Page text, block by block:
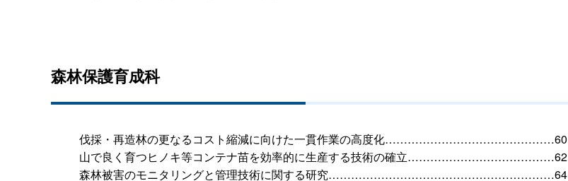
森林保護育成科
伐採・再造林の更なるコスト縮減に向けた一貫作業の高度化………………………………………60
山で良く育つヒノキ等コンテナ苗を効率的に生産する技術の確立…………………………………62
森林被害のモニタリングと管理技術に関する研究……………………………………………………64